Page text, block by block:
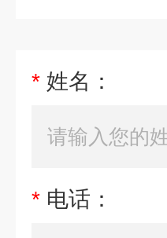
* 姓名：
* 电话：